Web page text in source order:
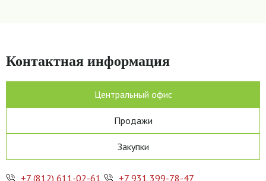
Контактная информация
Центральный офис
Продажи
Закупки
+7 (812) 611-02-61
+7 931 399-78-47